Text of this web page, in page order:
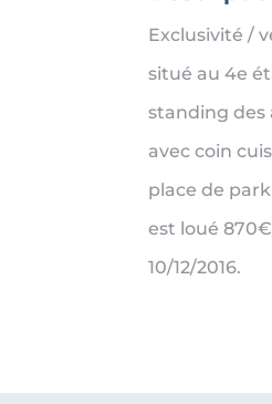
Exclusivité /
situé au 4e
standing des
avec coin
place de
est loué
10/12/2016.